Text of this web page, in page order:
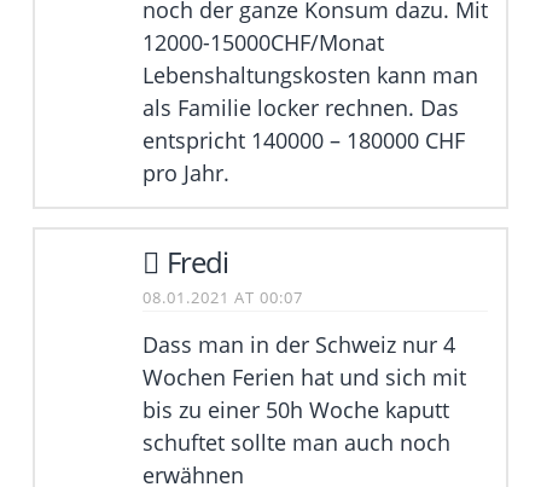
noch der ganze Konsum dazu. Mit
12000-15000CHF/Monat
Lebenshaltungskosten kann man
als Familie locker rechnen. Das
entspricht 140000 – 180000 CHF
pro Jahr.
Fredi
08.01.2021 AT 00:07
Dass man in der Schweiz nur 4
Wochen Ferien hat und sich mit
bis zu einer 50h Woche kaputt
schuftet sollte man auch noch
erwähnen